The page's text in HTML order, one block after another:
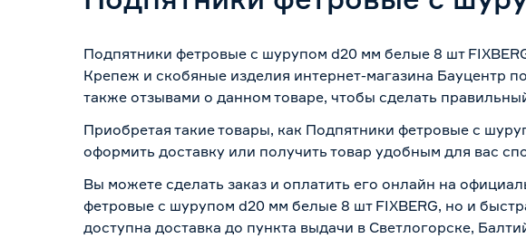
Подпятники фетровые с шурупом d20 мм белые 8 шт
Крепеж и скобяные изделия интернет-магазина Бауцентр
также отзывами о данном товаре, чтобы сделать
Приобретая такие товары, как Подпятники фетровые с
оформить доставку или получить товар удобным для вас
Вы можете сделать заказ и оплатить его онлайн на
фетровые с шурупом d20 мм белые 8 шт FIXBERG, но и
доступна доставка до пункта выдачи в Светлогорске,